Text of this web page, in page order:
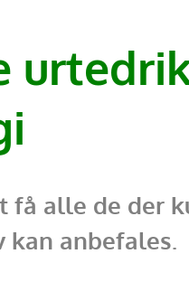
alle de der
anbefales.